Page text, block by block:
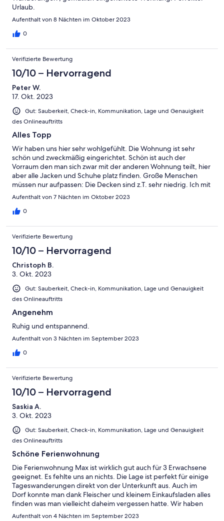
Urlaub.
Aufenthalt von 8 Nächten im Oktober 2023
0
Verifizierte Bewertung
10/10 – Hervorragend
Peter W.
17. Okt. 2023
Gut: Sauberkeit, Check-in, Kommunikation, Lage und Genauigkeit
des Onlineauftritts
Alles Topp
Wir haben uns hier sehr wohlgefühlt. Die Wohnung ist sehr
schön und zweckmäßig eingerichtet. Schön ist auch der
Vorraum den man sich zwar mit der anderen Wohnung teilt, hier
aber alle Jacken und Schuhe platz finden. Große Menschen
müssen nur aufpassen: Die Decken sind z.T. sehr niedrig. Ich mit
2 Metern musste immer aufpassen nicht gegen einen Balken zu
macht diese Wohnung aber aus. Daher kann ich sie absolut
direkt vom Haus aus. Zu vielen anderen Attraktionen (Bastei,
Festung Königstein usw.) dauert es mit dem Auto auch nur 20
bis 30 Minuten.
Aufenthalt von 7 Nächten im Oktober 2023
0
Verifizierte Bewertung
10/10 – Hervorragend
Christoph B.
3. Okt. 2023
Gut: Sauberkeit, Check-in, Kommunikation, Lage und Genauigkeit
des Onlineauftritts
Angenehm
Ruhig und entspannend.
Aufenthalt von 3 Nächten im September 2023
0
Verifizierte Bewertung
10/10 – Hervorragend
Saskia A.
3. Okt. 2023
Gut: Sauberkeit, Check-in, Kommunikation, Lage und Genauigkeit
des Onlineauftritts
Schöne Ferienwohnung
Die Ferienwohnung Max ist wirklich gut auch für 3 Erwachsene
geeignet. Es fehlte uns an nichts. Die Lage ist perfekt für einige
Tageswanderungen direkt von der Unterkunft aus. Auch im
Dorf konnte man dank Fleischer und kleinem Einkaufsladen alles
finden was man vielleicht daheim vergessen hatte. Wir haben
uns sehr wohl gefühlt.
Aufenthalt von 4 Nächten im September 2023